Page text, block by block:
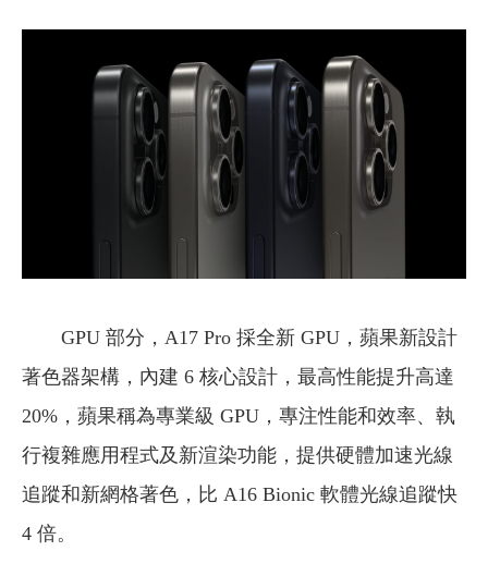
GPU 部分，A17 Pro 採全新 GPU，蘋果新設計
著色器架構，內建 6 核心設計，最高性能提升高達
20%，蘋果稱為專業級 GPU，專注性能和效率、執
行複雜應用程式及新渲染功能，提供硬體加速光線
追蹤和新網格著色，比 A16 Bionic 軟體光線追蹤快
4 倍。